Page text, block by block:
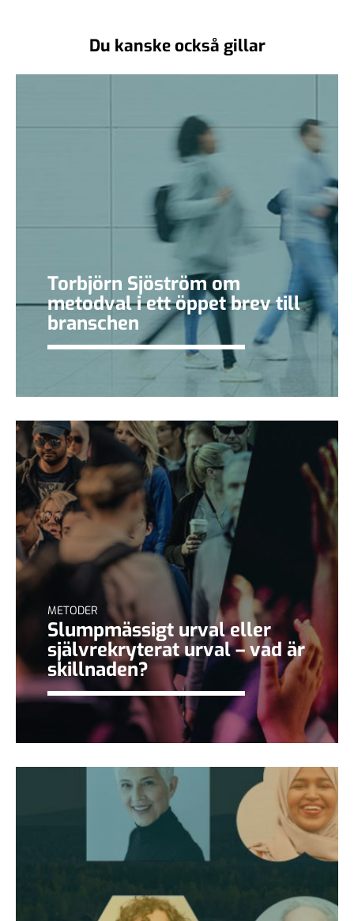
Du kanske också gillar
Torbjörn Sjöström om
metodval i ett öppet brev till
branschen
METODER
Slumpmässigt urval eller
självrekryterat urval – vad är
skillnaden?